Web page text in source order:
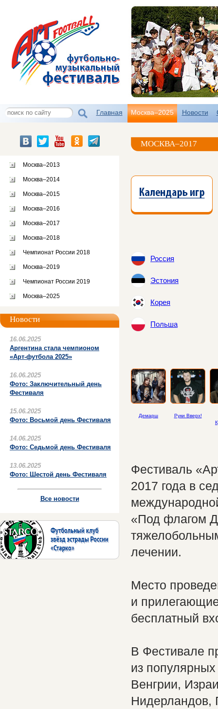
Главная Москва–2025 Новости
Москва–2013
Москва–2014
Москва–2015
Москва–2016
Москва–2017
Москва–2018
Чемпионат России 2018
Москва–2019
Чемпионат России 2019
Москва–2025
Новости
16.06.2025
Аргентина стала чемпионом
«Арт-футбола 2025»
16.06.2025
Фото: Заключительный день
Фестиваля
15.06.2025
Фото: Восьмой день Фестиваля
14.06.2025
Фото: Седьмой день Фестиваля
13.06.2025
Фото: Шестой день Фестиваля
Все новости
МОСКВА–2017
Россия
Эстония
Корея
Польша
Демарш
Руки Вверх!
Фестиваль
2017 года в
«Под флагом
лечении.
Место
и
бесплатный
В Фестивале
из
Венгрии,
Нидерландов,